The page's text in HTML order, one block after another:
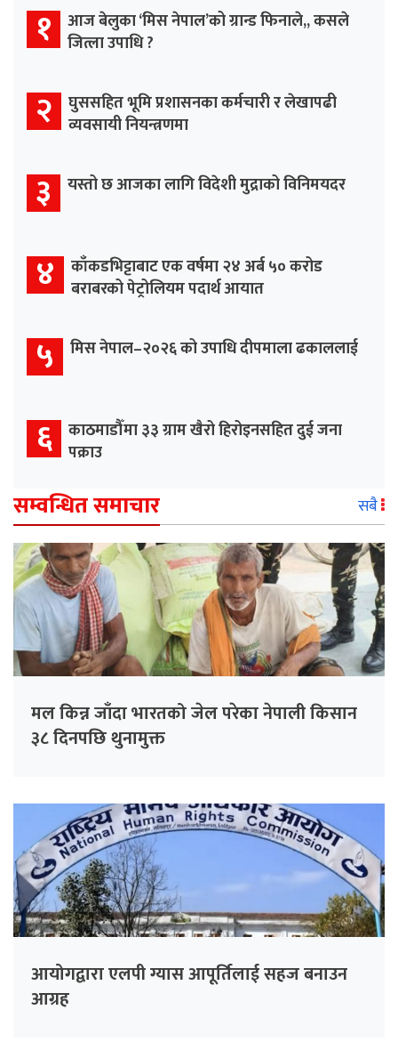
१ आज बेलुका ‘मिस नेपाल’को ग्रान्ड फिनाले,, कसले
जित्ला उपाधि ?
२ घुससहित भूमि प्रशासनका कर्मचारी र लेखापढी
व्यवसायी नियन्त्रणमा
३ यस्तो छ आजका लागि विदेशी मुद्राको विनिमयदर
४ काँकडभिट्टाबाट एक वर्षमा २४ अर्ब ५० करोड
बराबरको पेट्रोलियम पदार्थ आयात
५ मिस नेपाल–२०२६ को उपाधि दीपमाला ढकाललाई
६ काठमाडौँमा ३३ ग्राम खैरो हिरोइनसहित दुई जना
पक्राउ
सम्वन्धित समाचार सबै
मल किन्न जाँदा भारतको जेल परेका नेपाली किसान
३८ दिनपछि थुनामुक्त
आयोगद्वारा एलपी ग्यास आपूर्तिलाई सहज बनाउन
आग्रह